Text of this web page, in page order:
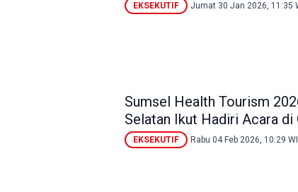
EKSEKUTIF Jumat 30 Jan 2026, 11:35
Sumsel Health Tourism
Selatan Ikut Hadiri Acara di
EKSEKUTIF Rabu 04 Feb 2026, 10:29